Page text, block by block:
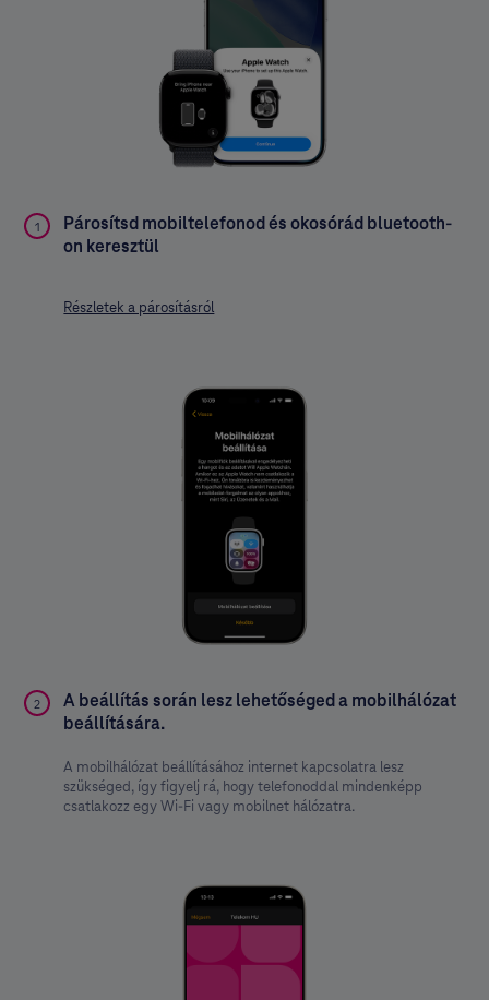
1
Párosítsd mobiltelefonod és okosórád bluetooth-
on keresztül
Részletek a párosításról
2
A beállítás során lesz lehetőséged a mobilhálózat
beállítására.
A mobilhálózat beállításához internet kapcsolatra lesz
szükséged, így figyelj rá, hogy telefonoddal mindenképp
csatlakozz egy Wi-Fi vagy mobilnet hálózatra.